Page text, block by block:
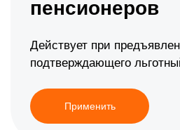
пенсионеров
Действует при
подтверждающего
Применить